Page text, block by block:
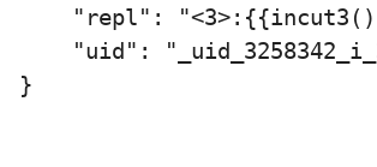
"repl":
"uid":